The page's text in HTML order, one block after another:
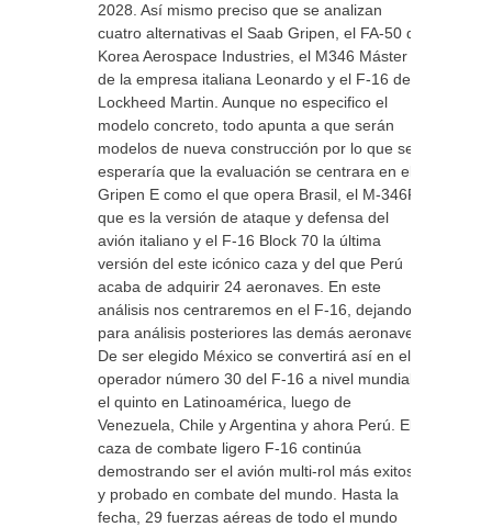
2028. Así mismo preciso que se analizan
cuatro alternativas el Saab Gripen, el FA-50 de
Korea Aerospace Industries, el M346 Máster
de la empresa italiana Leonardo y el F-16 de
Lockheed Martin. Aunque no especifico el
modelo concreto, todo apunta a que serán
modelos de nueva construcción por lo que se
esperaría que la evaluación se centrara en el
Gripen E como el que opera Brasil, el M-346FA
que es la versión de ataque y defensa del
avión italiano y el F-16 Block 70 la última
versión del este icónico caza y del que Perú
acaba de adquirir 24 aeronaves. En este
análisis nos centraremos en el F-16, dejando
para análisis posteriores las demás aeronaves.
De ser elegido México se convertirá así en el
operador número 30 del F-16 a nivel mundial y
el quinto en Latinoamérica, luego de
Venezuela, Chile y Argentina y ahora Perú. El
caza de combate ligero F-16 continúa
demostrando ser el avión multi-rol más exitoso
y probado en combate del mundo. Hasta la
fecha, 29 fuerzas aéreas de todo el mundo